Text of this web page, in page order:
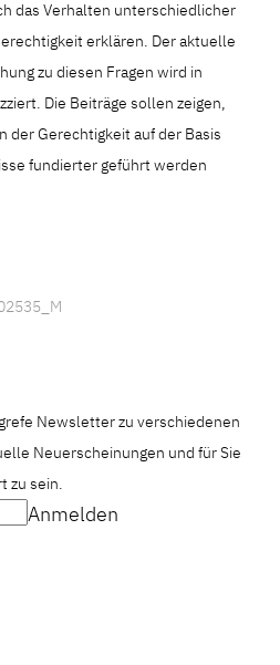
das Verhalten unterschiedlicher
erklären. Der aktuelle
zu diesen Fragen wird in
Die Beiträge sollen zeigen,
der Gerechtigkeit auf der Basis
fundierter geführt werden
Newsletter zu verschiedenen
Neuerscheinungen und für Sie
zu sein.
Anmelden